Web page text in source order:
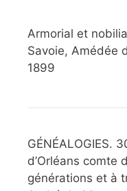
Armorial et
Savoie, Amédée
1899
GÉNÉALOGIES.
d’Orléans comte
générations et à